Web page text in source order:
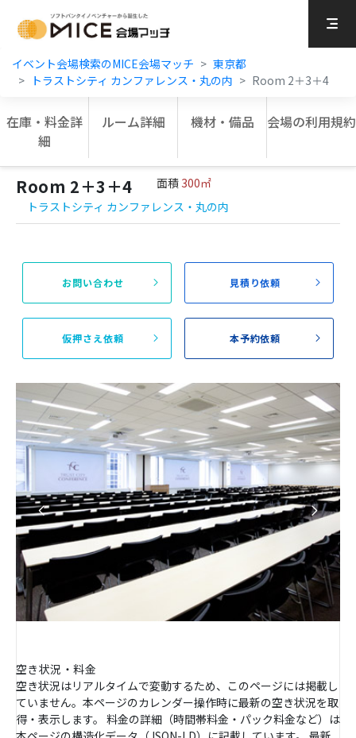
イベント会場検索のMICE会場マッチ
東京都
トラストシティ カンファレンス・丸の内
Room 2＋3＋4
在庫・料金詳
細
ルーム詳細 機材・備品 会場の利用規約
Room 2＋3＋4 面積 300㎡
トラストシティ カンファレンス・丸の内
お問い合わせ 見積り依頼
仮押さえ依頼 本予約依頼
空き状況・料金
空き状況はリアルタイムで変動するため、このページには掲載し
ていません。本ページのカレンダー操作時に最新の空き状況を取
得・表示します。 料金の詳細（時間帯料金・パック料金など）は